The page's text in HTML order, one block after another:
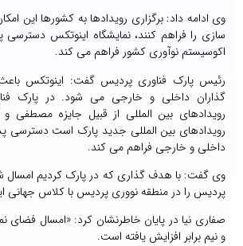
وی ادامه داد: برگزاری رویدادها به کشورها این
سازی را فراهم کنند، نمایشگاه اینوتکس دسترسی
اکوسیستم نوآوری کشور فراهم می کند.
رئیس پارک فناوری پردیس گفت: اینوتکس
گذاران داخلی و خارجی می شود. در پارک
رویدادهای بین المللی از قبیل جایزه مصطفی و
رویدادهای بین المللی جدید پارک است دسترسی
داخلی و خارجی فراهم می کند.
وی گفت: با هدف گذاری که در پارک کردیم امسال
پردیس را در منطقه نووری پردیس با کلاس جهانی
صفاری نیا در پایان خاطرنشان کرد: «امسال فضای
و نیم برابر افزایش یافته است.